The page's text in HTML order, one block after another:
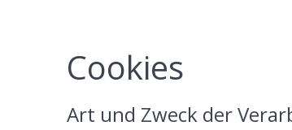
Cookies
Art und Zweck der